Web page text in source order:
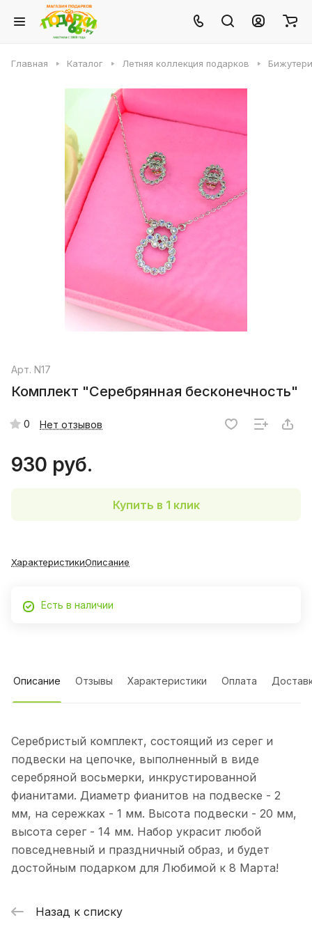
Главная Каталог Летняя коллекция подарков
Арт. N17
Комплект "Серебрянная бесконечность"
0 Нет отзывов
930 руб.
Купить в 1 клик
ХарактеристикиОписание
Есть в наличии
Описание Отзывы Характеристики Оплата
Серебристый комплект, состоящий из серег и
подвески на цепочке, выполненный в виде
серебряной восьмерки, инкрустированной
фианитами. Диаметр фианитов на подвеске - 2
мм, на сережках - 1 мм. Высота подвески - 20 мм,
высота серег - 14 мм. Набор украсит любой
повседневный и праздничный образ, и будет
достойным подарком для Любимой к 8 Марта!
Назад к списку